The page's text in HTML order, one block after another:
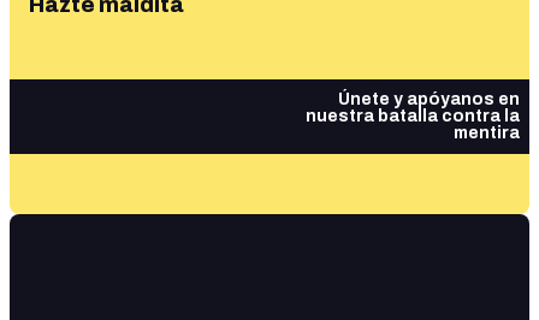
Hazte maldita
Únete y apóyanos en
nuestra batalla contra la
mentira